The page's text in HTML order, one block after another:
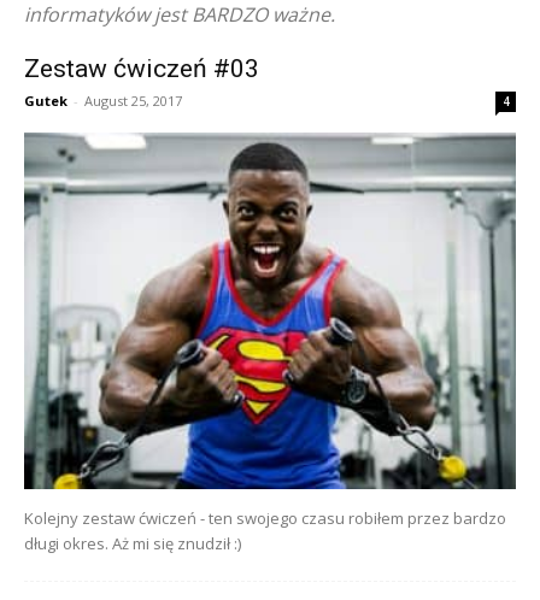
informatyków jest BARDZO ważne.
Zestaw ćwiczeń #03
Gutek - August 25, 2017 4
Kolejny zestaw ćwiczeń - ten swojego czasu robiłem przez bardzo
długi okres. Aż mi się znudził :)